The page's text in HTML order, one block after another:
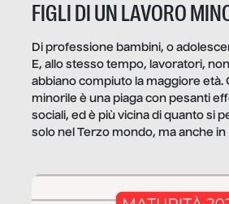
FIGLI DI UN LAVORO
Di professione bambini, o
E, allo stesso tempo, lavoratori,
abbiano compiuto la maggiore età.
minorile è una piaga con pesanti
sociali, ed è più vicina di quanto si
solo nel Terzo mondo, ma anche in